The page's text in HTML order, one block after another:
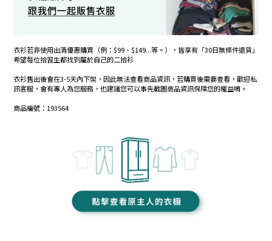
衣衫若非使用出清優惠購買（例：$99、$149...等。），皆享有「30日無條件退貨」
希望每位拾習生都找到屬於自己的二拾衫
衣衫售出後會在3-5天內下架，因此無法查看商品資訊，若購買後需要查看，歡迎私
訊客服，會有專人為您服務，也建議您可以事先截圖商品資訊保障您的權益唷。
商品編號：193564